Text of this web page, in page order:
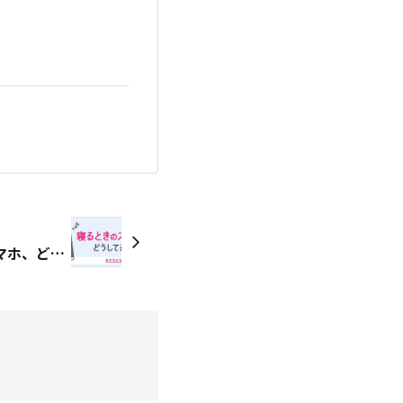
【結果発表中】就寝中のスマホ、どうしていますか？